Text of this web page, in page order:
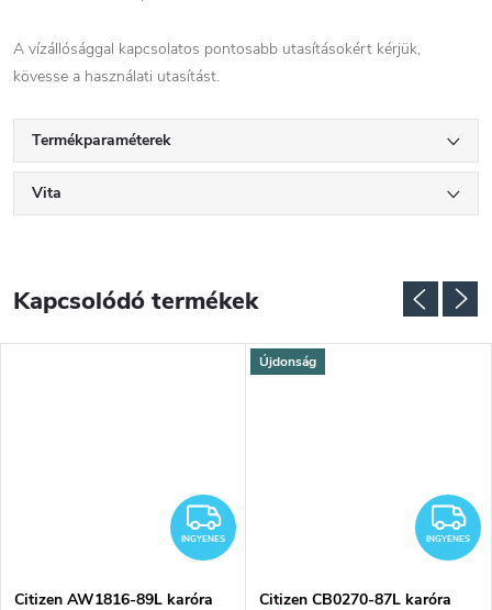
A vízállósággal kapcsolatos pontosabb utasításokért kérjük,
kövesse a használati utasítást.
Termékparaméterek
Vita
Kapcsolódó termékek
INGYENES
INGYENES
Citizen AW1816-89L karóra
Újdonság
INGYENES
Citizen CB0270-87L karóra